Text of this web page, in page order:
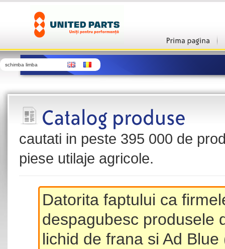
schimba limba
cautati in peste 395 000 de
piese utilaje agricole.
Datorita faptului ca
despagubesc produsele
lichid de frana si Ad